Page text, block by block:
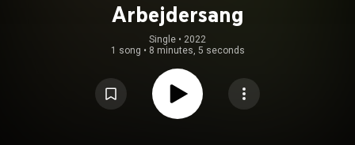
Arbejdersang
Single • 2022
1 song • 8 minutes, 5 seconds